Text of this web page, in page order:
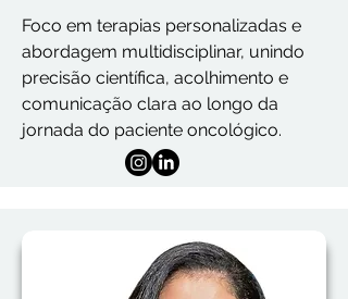
Foco em terapias personalizadas e
abordagem multidisciplinar, unindo
precisão científica, acolhimento e
comunicação clara ao longo da
jornada do paciente oncológico.